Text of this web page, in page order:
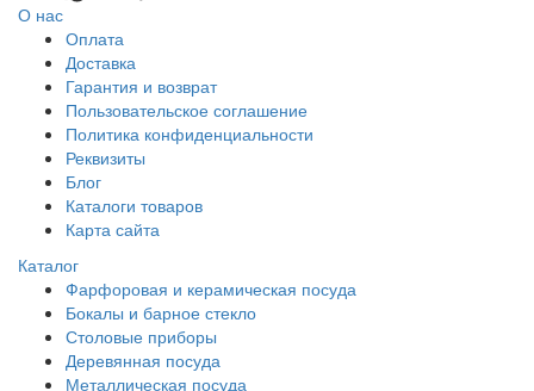
О нас
Оплата
Доставка
Гарантия и возврат
Пользовательское соглашение
Политика конфиденциальности
Реквизиты
Блог
Каталоги товаров
Карта сайта
Каталог
Фарфоровая и керамическая посуда
Бокалы и барное стекло
Столовые приборы
Деревянная посуда
Металлическая посуда